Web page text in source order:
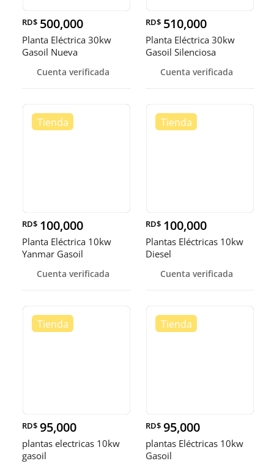
RD$ 500,000
Planta Eléctrica 30kw
Gasoil Nueva
Cuenta verificada
RD$ 510,000
Planta Eléctrica 30kw
Gasoil Silenciosa
Cuenta verificada
RD$ 100,000
Planta Eléctrica 10kw
Yanmar Gasoil
Cuenta verificada
RD$ 100,000
Plantas Eléctricas 10kw
Diesel
Cuenta verificada
RD$ 95,000
plantas electricas 10kw
gasoil
RD$ 95,000
plantas Eléctricas 10kw
Gasoil